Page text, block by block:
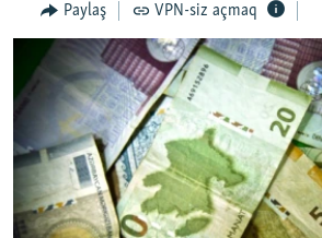
QANUNI DOĞRU
ARAŞDIRMA
MULTIMEDIA
VIDEO
FOTOQALEREYA
İNFOQRAFIKA
RADIO ARXIV
OXU ZALI
AZƏRBAYCAN ƏDƏBIYYATI KITABXANASI
HAQQIMIZDA
MISSIYAMIZ
BIZI IZLƏ
Paylaş VPN-siz açmaq